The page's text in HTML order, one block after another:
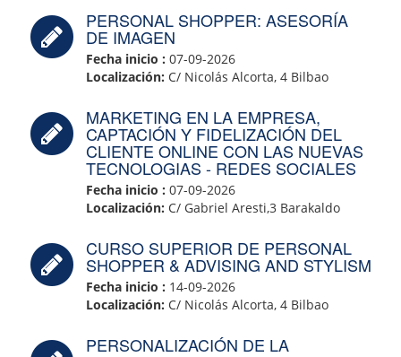
PERSONAL SHOPPER: ASESORÍA
DE IMAGEN
Fecha inicio : 07-09-2026
Localización: C/ Nicolás Alcorta, 4 Bilbao
MARKETING EN LA EMPRESA,
CAPTACIÓN Y FIDELIZACIÓN DEL
CLIENTE ONLINE CON LAS NUEVAS
TECNOLOGIAS - REDES SOCIALES
Fecha inicio : 07-09-2026
Localización: C/ Gabriel Aresti,3 Barakaldo
CURSO SUPERIOR DE PERSONAL
SHOPPER & ADVISING AND STYLISM
Fecha inicio : 14-09-2026
Localización: C/ Nicolás Alcorta, 4 Bilbao
PERSONALIZACIÓN DE LA